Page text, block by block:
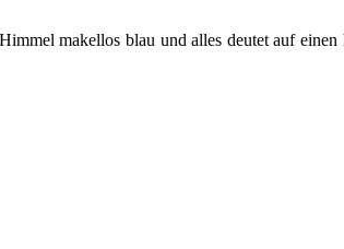
makellos blau und alles deutet auf